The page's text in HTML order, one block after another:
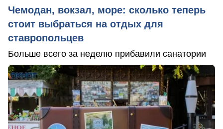
Чемодан, вокзал, море: сколько теперь
стоит выбраться на отдых для
ставропольцев
Больше всего за неделю прибавили санатории